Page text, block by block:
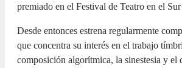
premiado en el Festival de Teatro en el
Desde entonces estrena regularmente
que concentra su interés en el trabajo
composición algorítmica, la sinestesia y el